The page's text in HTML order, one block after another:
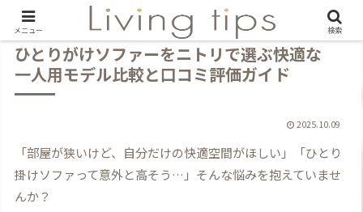
ひとりがけソファーをニトリで選ぶ快適な
一人用モデル比較と口コミ評価ガイド
2025.10.09
「部屋が狭いけど、自分だけの快適空間がほしい」「ひとり
掛けソファって意外と高そう…」そんな悩みを抱えていませ
んか？
メニュー 検索